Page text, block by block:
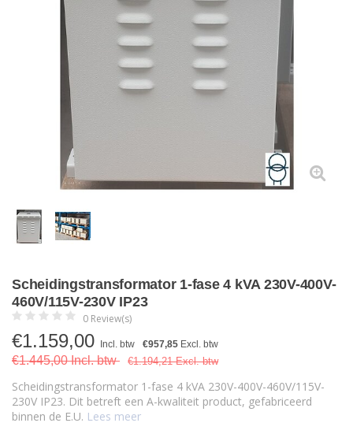
Scheidingstransformator 1-fase 4 kVA 230V-400V-
460V/115V-230V IP23
0 Review(s)
€1.159,00 Incl. btw €957,85 Excl. btw
€1.445,00 Incl. btw €1.194,21 Excl. btw
Scheidingstransformator 1-fase 4 kVA 230V-400V-460V/115V-
230V IP23. Dit betreft een A-kwaliteit product, gefabriceerd
binnen de E.U. Lees meer